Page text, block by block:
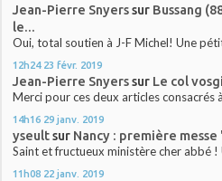
Jean-Pierre Snyerssur Bussang
le...
Oui, total soutien à J-F Michel! Une
12h24 23 févr. 2019
Jean-Pierre Snyerssur Le col
Merci pour ces deux articles consacrés
14h16 29 janv. 2019
yseultsur Nancy : première
Saint et fructueux ministère cher abbé !
11h08 22 janv. 2019